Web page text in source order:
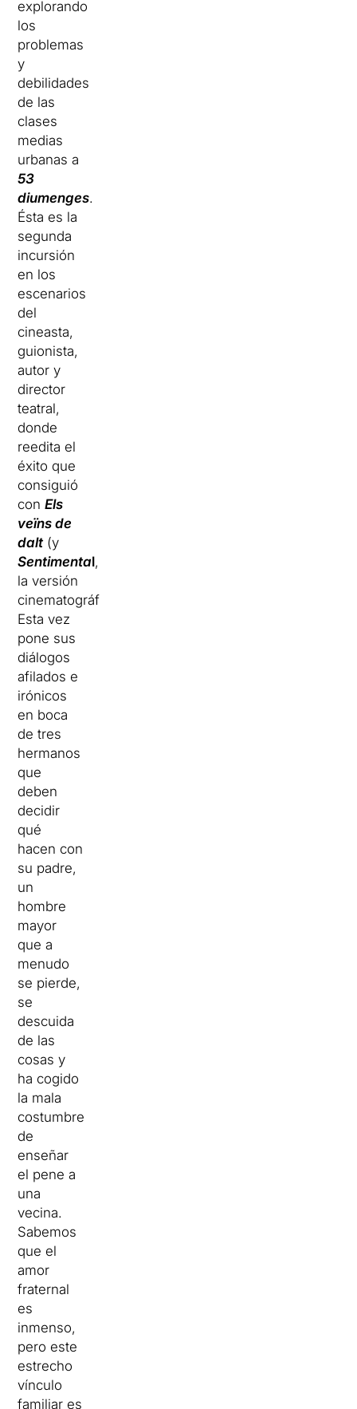
explorando
los
problemas
y
debilidades
de las
clases
medias
urbanas a
53
diumenges.
Ésta es la
segunda
incursión
en los
escenarios
del
cineasta,
guionista,
autor y
director
teatral,
donde
reedita el
éxito que
consiguió
conEls
veïns de
dalt(y
Sentimental,
la versión
cinematográfica).
Esta vez
pone sus
diálogos
afilados e
irónicos
en boca
de tres
hermanos
que
deben
decidir
qué
hacen con
su padre,
un
hombre
mayor
que a
menudo
se pierde,
se
descuida
de las
cosas y
ha cogido
la mala
costumbre
de
enseñar
el pene a
una
vecina.
Sabemos
que el
amor
fraternal
es
inmenso,
pero este
estrecho
vínculo
familiar es